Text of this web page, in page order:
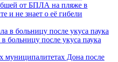
от БПЛА на пляже в
и не знает о её гибели
больницу после укуса паука